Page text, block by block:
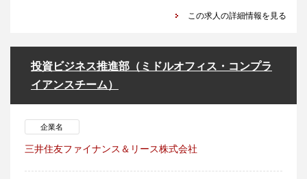
この求人の詳細情報を見る
投資ビジネス推進部（ミドルオフィス・コンプラ
イアンスチーム）
企業名
三井住友ファイナンス＆リース株式会社